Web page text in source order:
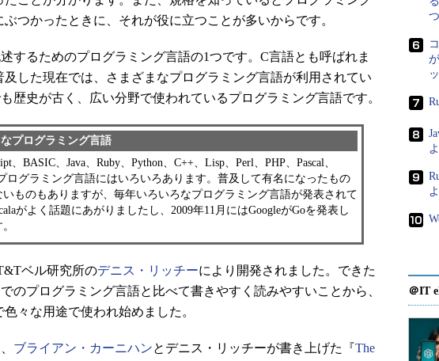
つかったときに、それが役に立つことが多いからです。
するためのプログラミング言語の1つです。C言語とも呼ばれま
した現在では、さまざまなプログラミング言語が利用されてい
歴史が古く、広い分野で使われているプログラミング言語です。
プログラミング言語
、BASIC、Java、Ruby、Python、C++、Lisp、Perl、PHP、Pascal、
ログラミング言語にはいろいろあります。普及して有名になったもの
いものもありますが、毎年いろいろなプログラミング言語が発表されて
がよく話題にあがりましたし、2009年11月にはGoogleがGoを発表し
ベル研究所のデニス・リッチーにより開発されました。できた
のプログラミング言語と比べて書きやすく読みやすいことから、
々な用途で使われ始めました。
ブライアン・カーニハンとデニス・リッチーが書き上げた『The
＠IT